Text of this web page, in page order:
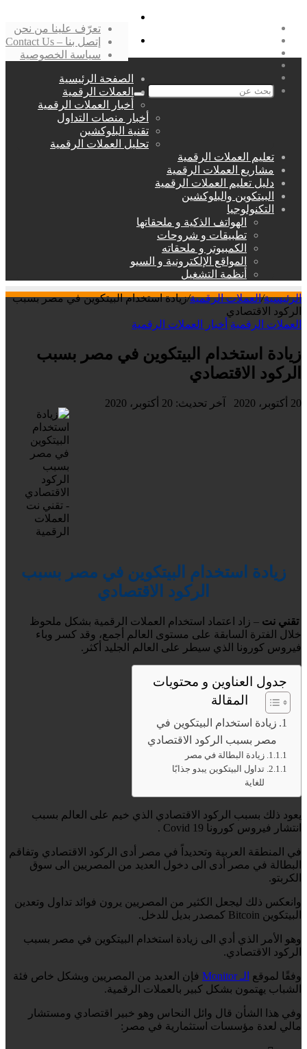
بحث
عن
تعرّف علينا من نحن
إتصل بنا – Contact Us
سياسة الخصوصية
القائمة
الصفحة الرئيسية
العملات الرقمية
أخبار العملات الرقمية
أخبار منصات التداول
تقنية البلوكشين
تحليل العملات الرقمية
تعليم العملات الرقمية
مشاريع العملات الرقمية
دليل تعليم العملات الرقمية
البيتكوين والبلوكشين
التكنولوجيا
الهواتف الذكية و ملحقاتها
تطبيقات و شروحات
الكمبيوتر و ملحقاته
المواقع الإلكترونية و السيو
أنظمة التشغيل
الرئيسية/العملات الرقمية/زيادة استخدام البيتكوين في مصر بسبب
الركود الاقتصادي
العملات الرقمية أخبار العملات الرقمية
زيادة استخدام البيتكوين في مصر بسبب
الركود الاقتصادي
20 أكتوبر، 2020 آخر تحديث: 20 أكتوبر، 2020
زيادة استخدام البيتكوين في مصر بسبب
الركود الاقتصادي
تقني نت – زاد اعتماد استخدام العملات الرقمية بشكل ملحوظ
خلال الفترة السابقة على مستوى العالم أجمع، وقد كسر وباء
فيروس كورونا الذي سيطر على العالم الجليد أكثر.
جدول العناوين و محتويات
المقالة
زيادة استخدام البيتكوين في
مصر بسبب الركود الاقتصادي
زيادة البطالة في مصر
تداول البيتكوين يبدو جذابًا
للغاية
يعود ذلك بسبب الركود الاقتصادي الذي خيم على العالم بسبب
انتشار فيروس كورونا Covid 19 .
في المنطقة العربية وتحديداً في مصر أدى الركود الاقتصادي وتفاقم
البطالة في مصر أدى الى دخول العديد من المصريين الى سوق
الكربتو.
وانعكس ذلك ليجعل الكثير
من المصريين يرون فوائد تداول وتعدين
البيتكوين Bitcoin كمصدر بديل للدخل.
وهو الأمر الذي أدي الى زيادة استخدام البيتكوين في مصر بسبب
الركود الاقتصادي.
وفقًا لموقع الـ Monitor
فإن العديد من المصريين وبشكل خاص فئة
الشباب يهتمون بشكل كبير بالعملات الرقمية.
وفي هذا الشأن قال وائل النحاس وهو خبير اقتصادي ومستشار
مالي لعدة مؤسسات استثمارية في مصر: